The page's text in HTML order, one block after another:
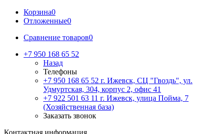
Корзина0
Отложенные0
Сравнение товаров0
+7 950 168 65 52
Назад
Телефоны
+7 950 168 65 52 г. Ижевск, СЦ "Гвоздь", ул.
Удмуртская, 304, корпус 2, офис 41
+7 922 501 63 11 г. Ижевск, улица Пойма, 7
(Хозяйственная база)
Заказать звонок
Контактная информация